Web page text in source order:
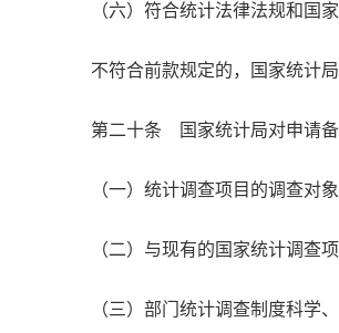
（六）符合统计法律法规和国
不符合前款规定的，国家统计
第二十条 国家统计局对申请
（一）统计调查项目的调查对
（二）与现有的国家统计调查
（三）部门统计调查制度科学